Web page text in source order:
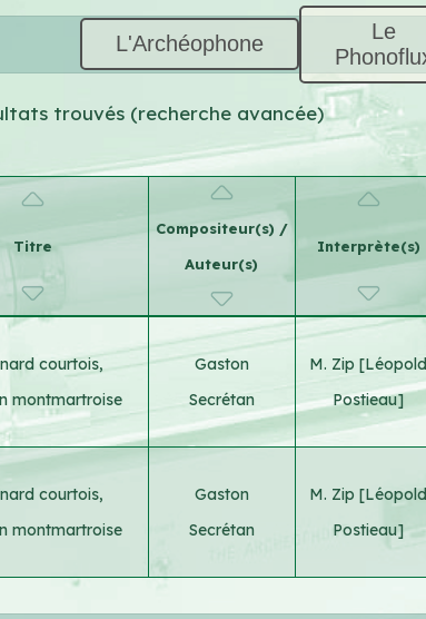
L'Archéophone
Le
trouvés (recherche avancée)
Titre
Compositeur(s) /
Auteur(s)
Interprète(s)
courtois,
montmartroise
Gaston
Secrétan
M. Zip [Léopold
Postieau]
courtois,
montmartroise
Gaston
Secrétan
M. Zip [Léopold
Postieau]